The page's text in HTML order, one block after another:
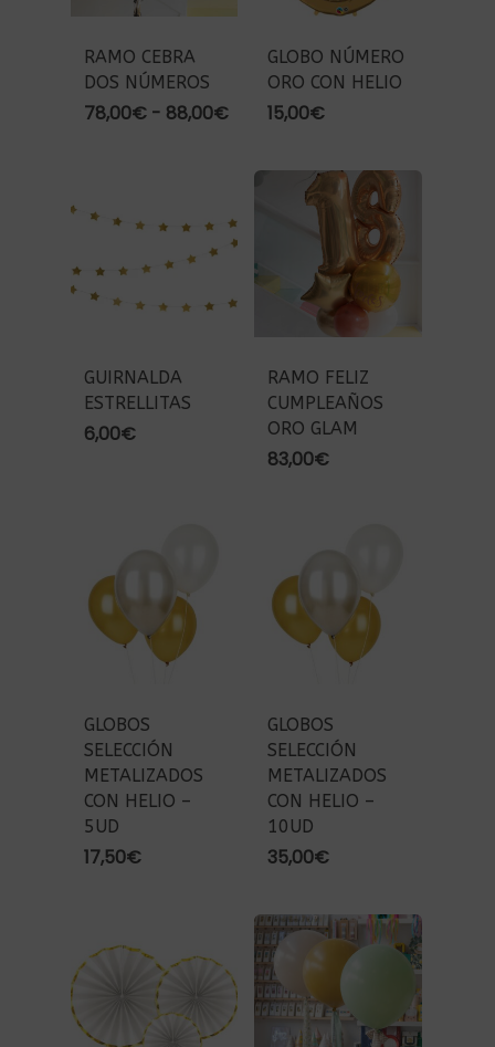
RAMO CEBRA
DOS NÚMEROS
78,00€ - 88,00€Rango
hasta
88,00€
GLOBO NÚMERO
ORO CON HELIO
15,00€
GUIRNALDA
ESTRELLITAS
6,00€
RAMO FELIZ
CUMPLEAÑOS
ORO GLAM
83,00€
GLOBOS
SELECCIÓN
METALIZADOS
CON HELIO –
5UD
17,50€
GLOBOS
SELECCIÓN
METALIZADOS
CON HELIO –
10UD
35,00€